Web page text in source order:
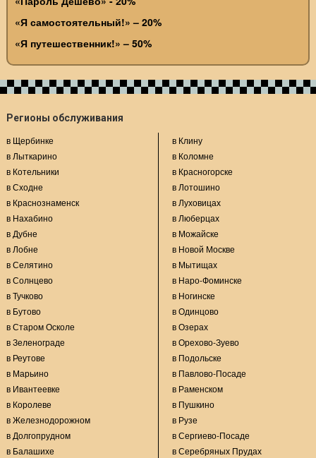
«Я самостоятельный!» – 20%
«Я путешественник!» – 50%
Регионы обслуживания
в Щербинке
в Лыткарино
в Котельники
в Сходне
в Краснознаменск
в Нахабино
в Дубне
в Лобне
в Селятино
в Солнцево
в Тучково
в Бутово
в Старом Осколе
в Зеленограде
в Реутове
в Марьино
в Ивантеевке
в Королеве
в Железнодорожном
в Долгопрудном
в Балашихе
в Клину
в Коломне
в Красногорске
в Лотошино
в Луховицах
в Люберцах
в Можайске
в Новой Москве
в Мытищах
в Наро-Фоминске
в Ногинске
в Одинцово
в Озерах
в Орехово-Зуево
в Подольске
в Павлово-Посаде
в Раменском
в Пушкино
в Рузе
в Сергиево-Посаде
в Серебряных Прудах